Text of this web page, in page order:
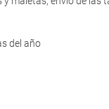
del año